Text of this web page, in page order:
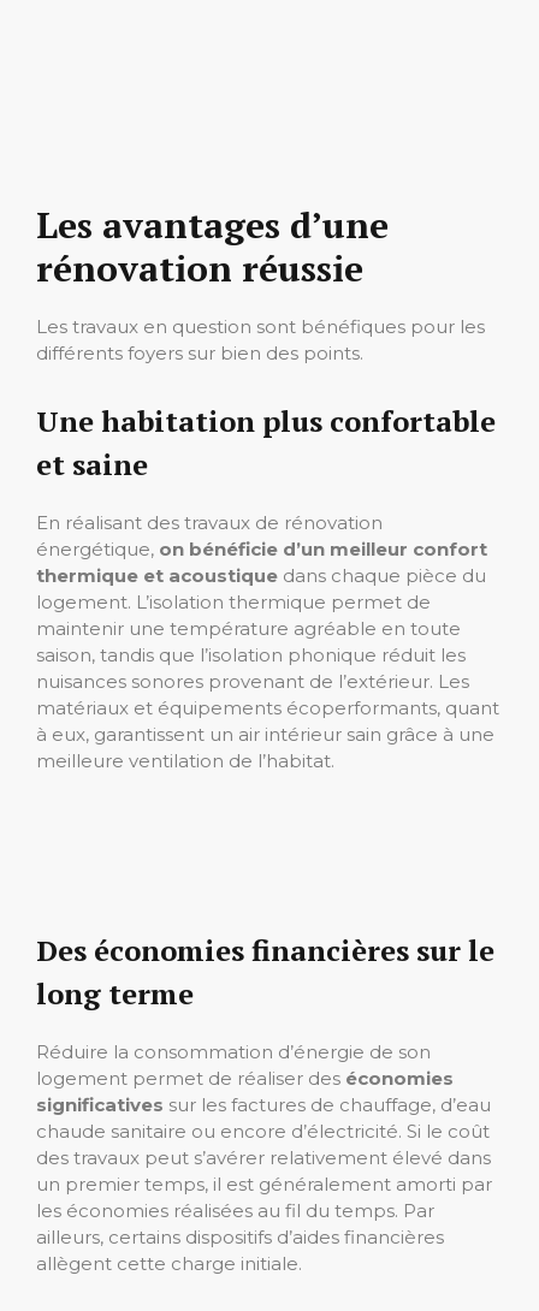
Les avantages d’une
rénovation réussie
Les travaux en question sont bénéfiques pour les
différents foyers sur bien des points.
Une habitation plus confortable
et saine
En réalisant des travaux de rénovation
énergétique, on bénéficie d’un meilleur confort
thermique et acoustique dans chaque pièce du
logement. L’isolation thermique permet de
maintenir une température agréable en toute
saison, tandis que l’isolation phonique réduit les
nuisances sonores provenant de l’extérieur. Les
matériaux et équipements écoperformants, quant
à eux, garantissent un air intérieur sain grâce à une
meilleure ventilation de l’habitat.
Des économies financières sur le
long terme
Réduire la consommation d’énergie de son
logement permet de réaliser des économies
significatives sur les factures de chauffage, d’eau
chaude sanitaire ou encore d’électricité. Si le coût
des travaux peut s’avérer relativement élevé dans
un premier temps, il est généralement amorti par
les économies réalisées au fil du temps. Par
ailleurs, certains dispositifs d’aides financières
allègent cette charge initiale.